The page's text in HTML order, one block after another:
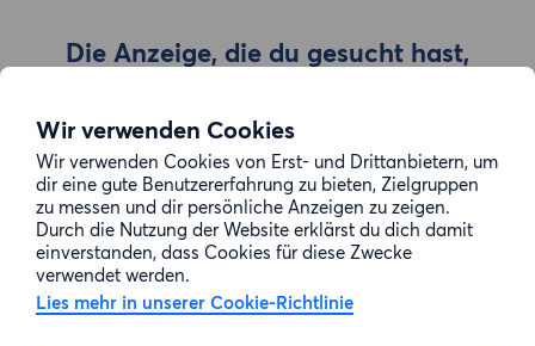
Wir verwenden Cookies
Wir verwenden Cookies von Erst- und Drittanbietern, um
dir eine gute Benutzererfahrung zu bieten, Zielgruppen
zu messen und dir persönliche Anzeigen zu zeigen.
Durch die Nutzung der Website erklärst du dich damit
einverstanden, dass Cookies für diese Zwecke
verwendet werden.
Lies mehr in unserer Cookie-Richtlinie
Die Anzeige, die du gesucht hast,
Zur Suche gehen